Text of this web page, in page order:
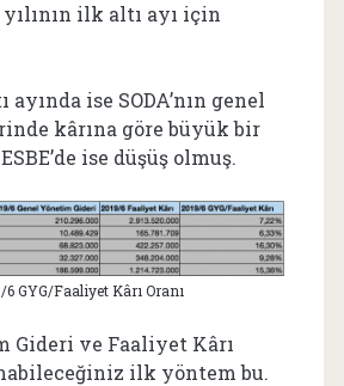
yılının ilk altı ayı için
ayında ise SODA’nın genel
kârına göre büyük bir
ise düşüş olmuş.
6 GYG/Faaliyet Kârı Oranı
Gideri ve Faaliyet Kârı
ilk yöntem bu.